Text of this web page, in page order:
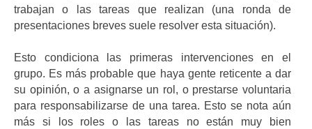
trabajan o las tareas que realizan (una ronda de
presentaciones breves suele resolver esta situación).
Esto condiciona las primeras intervenciones en el
grupo. Es más probable que haya gente reticente a dar
su opinión, o a asignarse un rol, o prestarse voluntaria
para responsabilizarse de una tarea. Esto se nota aún
más si los roles o las tareas no están muy bien